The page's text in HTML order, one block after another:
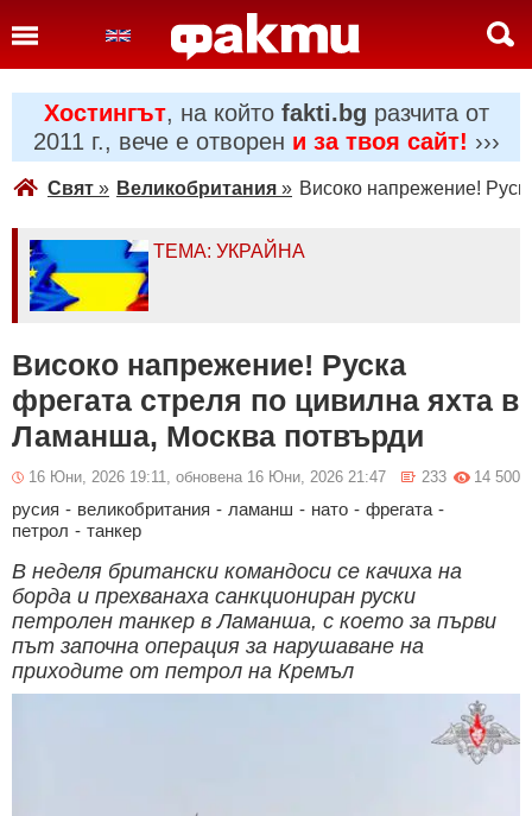
Хостингът, на който fakti.bg разчита от
2011 г., вече е отворен и за твоя сайт! ›››
Свят » Великобритания » Високо напрежение!
ТЕМА: УКРАЙНА
Високо напрежение! Руска
фрегата стреля по цивилна яхта в
Ламанша, Москва потвърди
16 Юни, 2026 19:11, обновена 16 Юни, 2026 21:47 14 500
233
русия - великобритания - ламанш - нато - фрегата -
петрол - танкер
В неделя британски командоси се качиха на
борда и прехванаха санкциониран руски
петролен танкер в Ламанша, с което за първи
път започна операция за нарушаване на
приходите от петрол на Кремъл